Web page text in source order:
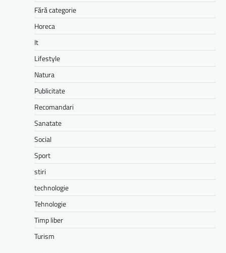
Fără categorie
Horeca
It
Lifestyle
Natura
Publicitate
Recomandari
Sanatate
Social
Sport
stiri
technologie
Tehnologie
Timp liber
Turism